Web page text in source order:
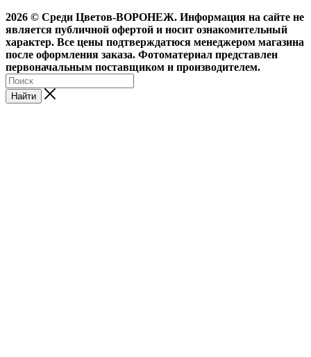
2026 © Среди Цветов-ВОРОНЕЖ. Информация на сайте не
является публичной офертой и носит ознакомительный
характер. Все цены подтверждатюся менеджером магазина
после оформления заказа. Фотоматериал представлен
первоначальным поставщиком и производителем.
Найти